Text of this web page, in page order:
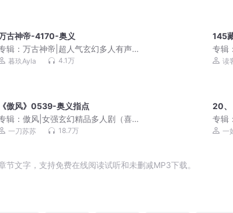
古神帝-4170-奥义
辑：万古神帝|超人气玄幻多人有声剧
三撇一捺出品）
暮玖Ayla 4.1万
145
专辑
说有
读
《傲风》0539-奥义指点
辑：傲风|女强玄幻精品多人剧（喜马
雅铁三角出品）
一刀苏苏 18.7万
20、
专辑：
一
文字，支持免费在线阅读试听和未删减MP3下载。